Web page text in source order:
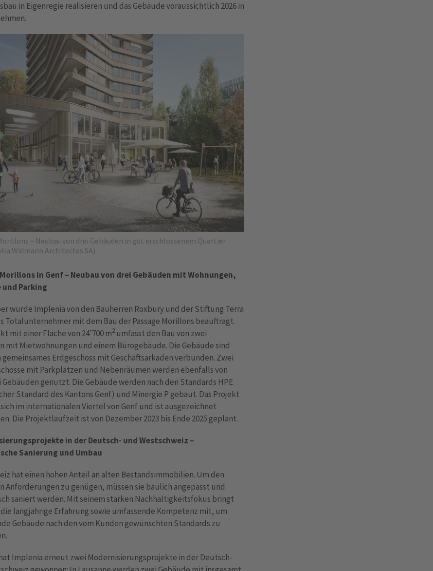
in Eigenregie realisieren und das Gebäude voraussichtlich 2026 in
– Neubau von drei Gebäuden in gut erschlossenem Quartier
Widmann Architectes SA).
in Genf – Neubau von drei Gebäuden mit Wohnungen,
und Parking
wurde Implenia von den Bauherren Roxbury und der Stiftung Terra
Totalunternehmer mit dem Bau der Passage Morillons beauftragt.
mit einer Fläche von 24’700 m2 umfasst den Bau von zwei
mit Mietwohnungen und einem Bürogebäude. Die Gebäude sind
Erdgeschoss mit Geschäftsarkaden verbunden. Zwei
mit Parkplätzen und Nebenräumen werden ebenfalls von
genutzt. Die Gebäude werden nach den Standards HPE
Standard des Kantons Genf) und Minergie P gebaut. Das Projekt
im internationalen Viertel von Genf und ist ausgezeichnet
Die Projektlaufzeit ist von Dezember 2023 bis Ende 2025 geplant.
in der Deutsch- und Westschweiz –
Sanierung und Umbau
hat einen hohen Anteil an alten Bestandsimmobilien. Um den
Anforderungen zu genügen, müssen sie baulich angepasst und
saniert werden. Mit seinem starken Nachhaltigkeitsfokus bringt
langjährige Erfahrung sowie umfassende Kompetenz mit, um
Gebäude nach den vom Kunden gewünschten Standards zu
Implenia erneut zwei Modernisierungsprojekte in der Deutsch-